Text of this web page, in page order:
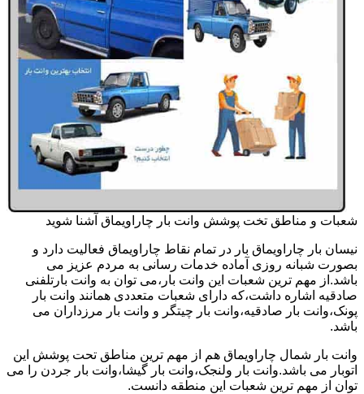
شعبات و مناطق تخت پوشش وانت بار چاراویماق آشنا شوید
نیسان بار چاراویماق بار در تمام نقاط چاراویماق فعالیت دارد و
بصورت شبانه روزی آماده خدمات رسانی به مردم عزیز می
باشد.از مهم ترین شعبات این وانت بار،می توان به وانت بارتلفنی
صادقیه اشاره داشت،که دارای شعبات متعددی همانند وانت بار
پونک،وانت بار صادقیه،وانت بار چیتگر و وانت بار مرزداران می
باشد.
وانت بار شمال چاراویماق هم از مهم ترین مناطق تحت پوشش این
اتوبار می باشد.وانت بار ولنجک،وانت بار گیشا،وانت بار جردن را می
توان از مهم ترین شعبات این منطقه دانست.